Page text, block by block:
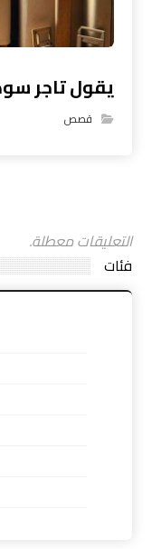
يقول تاجر
قصص
التعليقات معطلة.
فئات